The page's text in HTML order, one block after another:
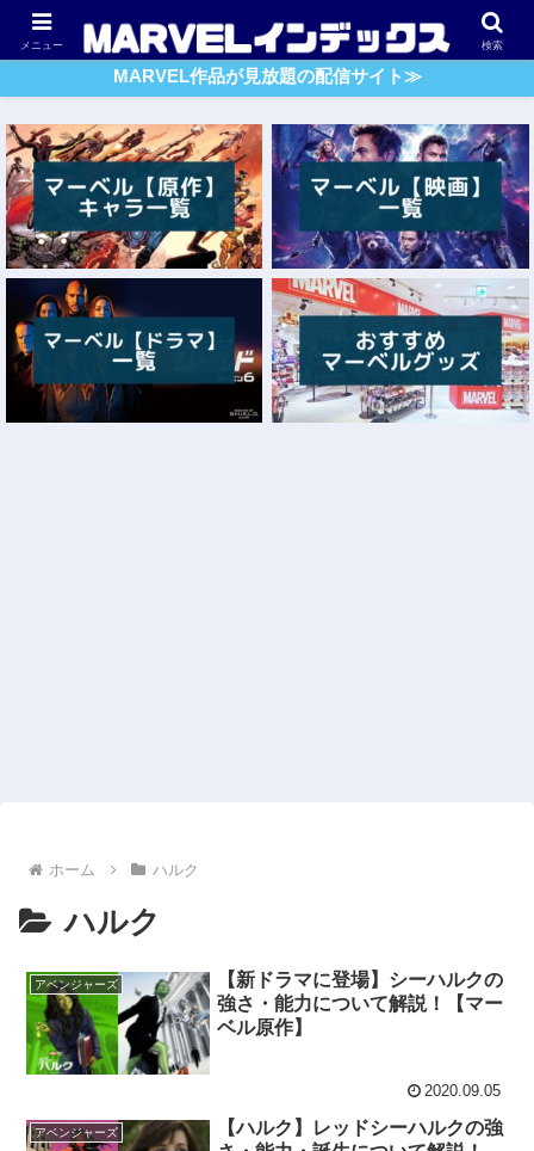
アベンジャーズ スパイダーマン ガーディアンズ・O・G
MARVEL作品が見放題の配信サイト≫
ホーム ハルク
ハルク
アベンジャーズ
【新ドラマに登場】シーハルクの
強さ・能力について解説！【マー
ベル原作】
2020.09.05
アベンジャーズ
【ハルク】レッドシーハルクの強
メニュー 検索